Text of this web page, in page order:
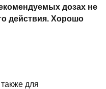
дозах не
действия. Хорошо
для